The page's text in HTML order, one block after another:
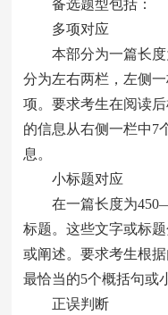
备选题型包括：
多项对应
本部分为一篇长度
分为左右两栏，左侧
项。要求考生在阅读
的信息从右侧一栏中7
息。
小标题对应
在一篇长度为
标题。这些文字或标
或阐述。要求考生根
最恰当的5个概括句或
正误判断